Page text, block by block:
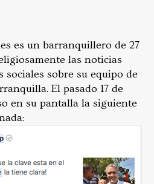
es un barranquillero de 27
las noticias
sociales sobre su equipo de
El pasado 17 de
en su pantalla la siguiente